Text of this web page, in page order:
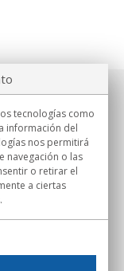
tecnologías como
información del
nos permitirá
navegación o las
o retirar el
a ciertas